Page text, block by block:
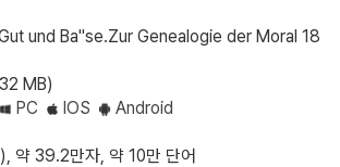
und Ba''se.Zur Genealogie der Moral 18
MB)
PC IOS
Android
약 39.2만자, 약 10만 단어